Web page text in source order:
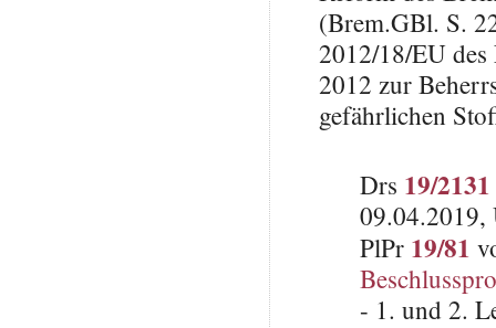
(Brem.GBl. S.
2012/18/EU des
2012 zur
gefährlichen
Drs 19/2131
09.04.2019,
PlPr 19/81
- 1. und 2.